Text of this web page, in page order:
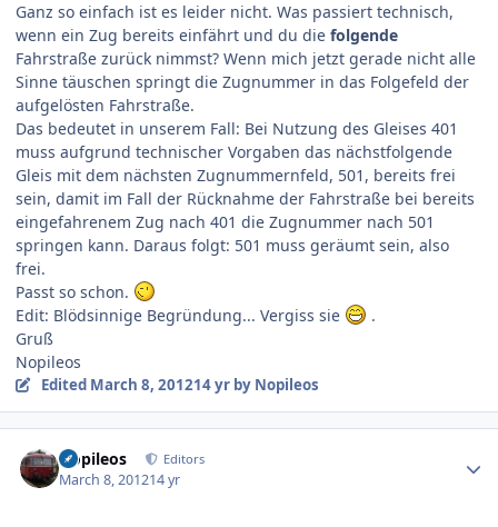
Ganz so einfach ist es leider nicht. Was passiert technisch,
wenn ein Zug bereits einfährt und du die folgende
Fahrstraße zurück nimmst? Wenn mich jetzt gerade nicht alle
Sinne täuschen springt die Zugnummer in das Folgefeld der
aufgelösten Fahrstraße.
Das bedeutet in unserem Fall: Bei Nutzung des Gleises 401
muss aufgrund technischer Vorgaben das nächstfolgende
Gleis mit dem nächsten Zugnummernfeld, 501, bereits frei
sein, damit im Fall der Rücknahme der Fahrstraße bei bereits
eingefahrenem Zug nach 401 die Zugnummer nach 501
springen kann. Daraus folgt: 501 muss geräumt sein, also
frei.
Passt so schon.
Edit: Blödsinnige Begründung... Vergiss sie
.
Gruß
Nopileos
Edited March 8, 201214 yrby Nopileos
Nopileos Editors
March 8, 201214 yr